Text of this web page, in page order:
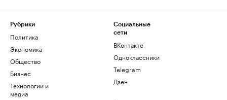
Рубрики
Политика
Экономика
Общество
Бизнес
Технологии и
медиа
Социальные
сети
ВКонтакте
Одноклассники
Telegram
Дзен